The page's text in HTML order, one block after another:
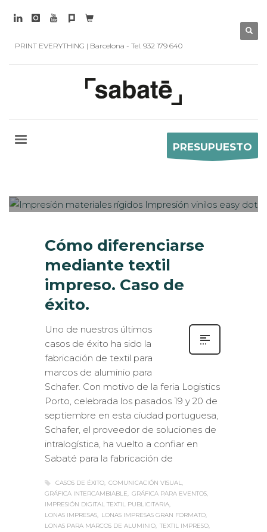
PRINT EVERYTHING | Barcelona - Tel. 932 179 640
PRESUPUESTO
Cómo diferenciarse
mediante textil
impreso. Caso de
éxito.
Uno de nuestros últimos
casos de éxito ha sido la
fabricación de textil para
marcos de aluminio para
Schafer. Con motivo de la feria Logistics
Porto, celebrada los pasados 19 y 20 de
septiembre en esta ciudad portuguesa,
Schafer, el proveedor de soluciones de
intralogística, ha vuelto a confiar en
Sabaté para la fabricación de
CASOS DE ÉXITO COMUNICACIÓN VISUAL
GRÁFICA INTERCAMBIABLE
GRÁFICA PARA EVENTOS
IMPRESIÓN DIGITAL TEXTIL PUBLICITARIA
LONAS IMPRESAS
LONAS IMPRESAS GRAN FORMATO
LONAS PARA MARCOS DE ALUMINIO TEXTIL IMPRESO